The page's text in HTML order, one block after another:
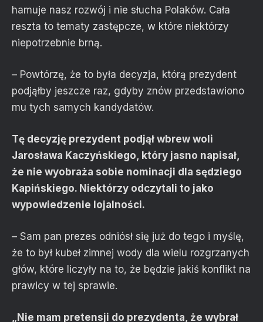
hamuje nasz rozwój i nie słucha Polaków. Cała
reszta to tematy zastępcze, w które niektórzy
niepotrzebnie brną.
– Powtórzę, że to była decyzja, którą prezydent
podjąłby jeszcze raz, gdyby znów przedstawiono
mu tych samych kandydatów.
Tę decyzję prezydent podjął wbrew woli
Jarosława Kaczyńskiego, który jasno napisał,
że nie wyobraża sobie nominacji dla sędziego
Kapińskiego. Niektórzy odczytali to jako
wypowiedzenie lojalności.
– Sam pan prezes odniósł się już do tego i myślę,
że to był kubeł zimnej wody dla wielu rozgrzanych
głów, które liczyły na to, że będzie jakiś konflikt na
prawicy w tej sprawie.
„Nie mam pretensji do prezydenta, że wybrał